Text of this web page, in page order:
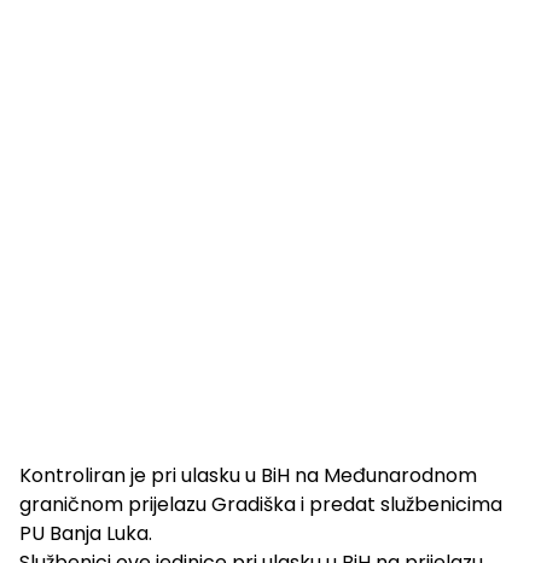
Kontroliran je pri ulasku u BiH na Međunarodnom
graničnom prijelazu Gradiška i predat službenicima
PU Banja Luka.